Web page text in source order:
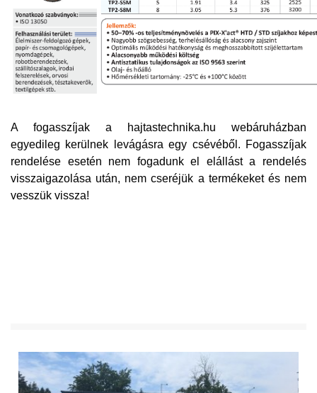
A fogasszíjak a hajtastechnika.hu webáruházban
egyedileg kerülnek levágásra egy csévéből. Fogasszíjak
rendelése esetén nem fogadunk el elállást a rendelés
visszaigazolása után, nem cseréjük a termékeket és nem
vesszük vissza!